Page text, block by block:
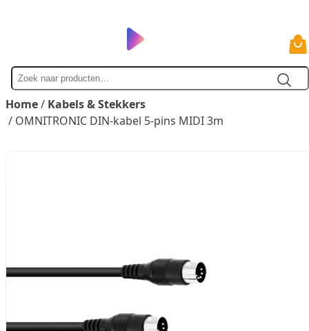
Zoek
naar
Home/ Kabels & Stekkers
/ OMNITRONIC DIN-kabel 5-pins MIDI 3m